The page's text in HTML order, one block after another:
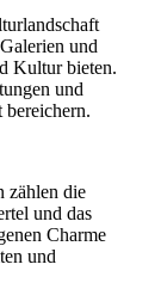
und
Kultur bieten.
und
bereichern.
zählen die
und das
Charme
und